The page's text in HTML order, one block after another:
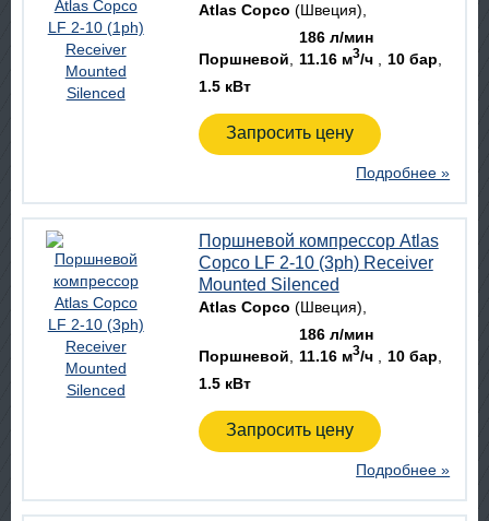
Atlas Copco (Швеция)
Поршневой
186 л/мин
11.16 м3/ч
10 бар
1.5 кВт
Запросить цену
Подробнее »
Поршневой компрессор Atlas
Copco LF 2-10 (3ph) Receiver
Mounted Silenced
Atlas Copco (Швеция)
Поршневой
186 л/мин
11.16 м3/ч
10 бар
1.5 кВт
Запросить цену
Подробнее »